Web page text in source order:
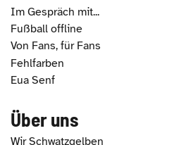
Im Gespräch mit...
Fußball offline
Von Fans, für Fans
Fehlfarben
Eua Senf
Über uns
Wir Schwatzgelben